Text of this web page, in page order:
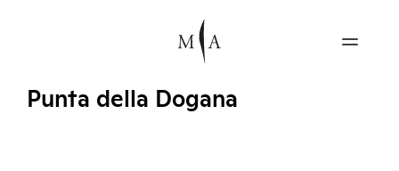
Punta della Dogana